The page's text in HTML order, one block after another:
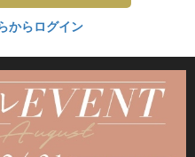
からログイン